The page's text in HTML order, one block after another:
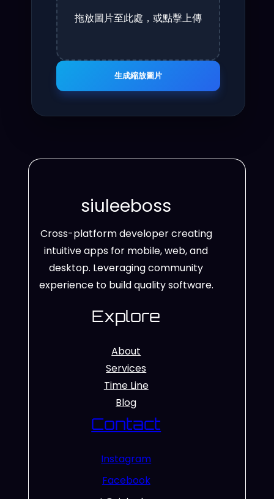
拖放圖片至此處，或點擊上傳
生成縮放圖片
siuleeboss
Cross-platform developer creating
intuitive apps for mobile, web, and
desktop. Leveraging community
experience to build quality software.
Explore
About
Services
Time Line
Blog
Contact
Instagram
Facebook